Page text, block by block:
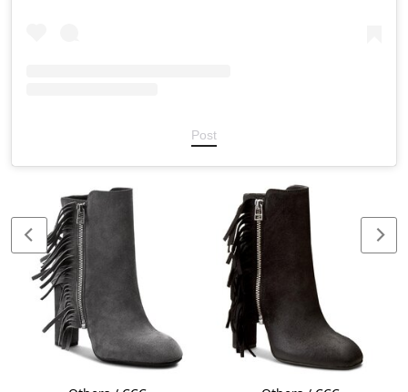
Post